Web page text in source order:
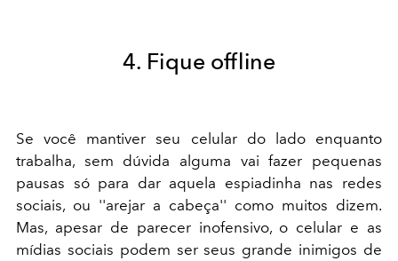
4. Fique offline
Se você mantiver seu celular do lado enquanto
trabalha, sem dúvida alguma vai fazer pequenas
pausas só para dar aquela espiadinha nas redes
sociais, ou ''arejar a cabeça'' como muitos dizem.
Mas, apesar de parecer inofensivo, o celular e as
mídias sociais podem ser seus grande inimigos de